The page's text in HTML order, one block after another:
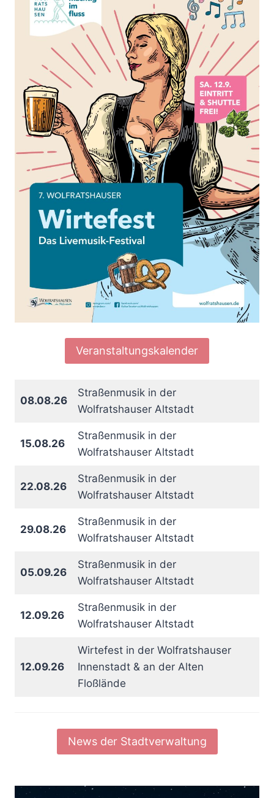
Veranstaltungskalender
08.08.26
Straßenmusik in der
Wolfratshauser Altstadt
15.08.26
Straßenmusik in der
Wolfratshauser Altstadt
22.08.26
Straßenmusik in der
Wolfratshauser Altstadt
29.08.26
Straßenmusik in der
Wolfratshauser Altstadt
05.09.26
Straßenmusik in der
Wolfratshauser Altstadt
12.09.26
Straßenmusik in der
Wolfratshauser Altstadt
12.09.26
Wirtefest in der Wolfratshauser
Innenstadt & an der Alten
Floßlände
News der Stadtverwaltung